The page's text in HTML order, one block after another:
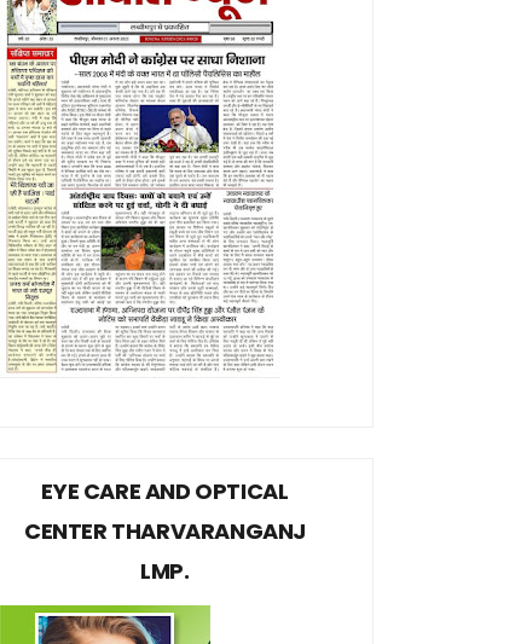
EYE CARE AND OPTICAL
CENTER THARVARANGANJ
LMP.